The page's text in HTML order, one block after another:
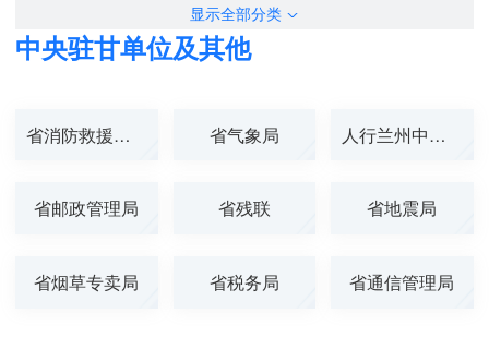
显示全部分类
中央驻甘单位及其他
省消防救援总队 省气象局 人行兰州中心支...
省邮政管理局 省残联 省地震局
省烟草专卖局 省税务局 省通信管理局